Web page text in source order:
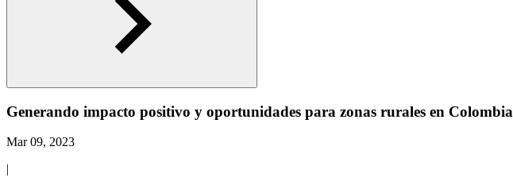
Generando impacto positivo y oportunidades para zonas rurales en Colombia
Mar 09, 2023
|